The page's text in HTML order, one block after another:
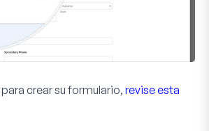
crear su formulario, revise esta